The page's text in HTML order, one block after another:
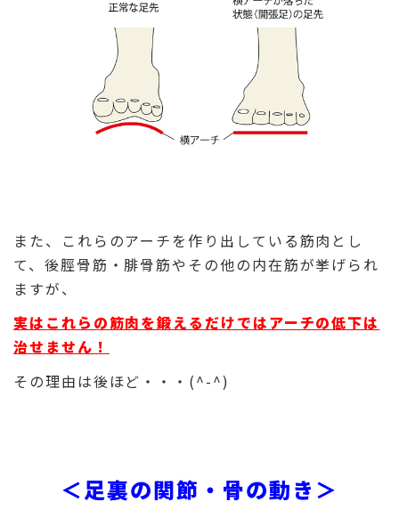
また、これらのアーチを作り出している筋肉とし
て、後脛骨筋・腓骨筋やその他の内在筋が挙げられ
ますが、
実はこれらの筋肉を鍛えるだけではアーチの低下は
治せません！
その理由は後ほど・・・(^-^)
＜足裏の関節・骨の動き＞